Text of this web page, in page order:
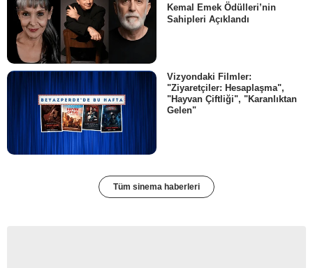
Kemal Emek Ödülleri’nin
Sahipleri Açıklandı
Vizyondaki Filmler:
"Ziyaretçiler: Hesaplaşma",
"Hayvan Çiftliği", "Karanlıktan
Gelen"
Tüm sinema haberleri